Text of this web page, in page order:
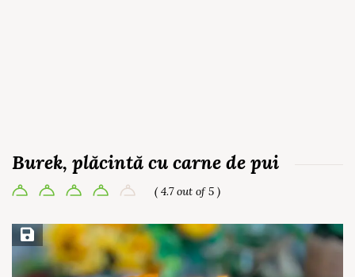
Burek, plăcintă cu carne de pui
( 4.7 out of 5 )
Save Recipe